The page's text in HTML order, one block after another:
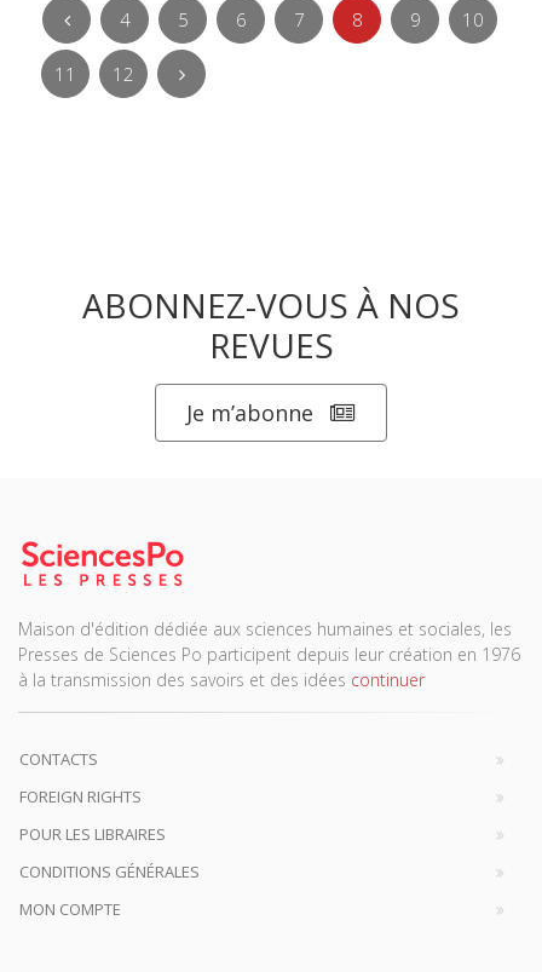
4 5 6 7 8 9 10
11 12
ABONNEZ-VOUS À NOS
REVUES
Je m’abonne
Maison d'édition dédiée aux sciences humaines et sociales, les
Presses de Sciences Po participent depuis leur création en 1976
à la transmission des savoirs et des idées continuer
CONTACTS
FOREIGN RIGHTS
POUR LES LIBRAIRES
CONDITIONS GÉNÉRALES
MON COMPTE